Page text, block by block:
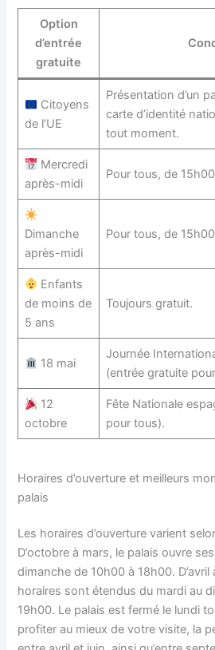
Option
d’entrée
gratuite
Citoyens
de l’UE
Présentation d’un
carte d’identité
tout moment.
Mercredi
après-midi
Pour tous, de
Dimanche
après-midi
Pour tous, de
Enfants
de moins de
5 ans
Toujours gratuit.
18 mai
Journée
(entrée gratuite
12
octobre
Fête Nationale
pour tous).
Horaires d’ouverture et meilleurs
palais
Les horaires d’ouverture varient
D’octobre à mars, le palais ouvre
dimanche de 10h00 à 18h00. D’avril
horaires sont étendus du mardi au
19h00. Le palais est fermé le lundi
profiter au mieux de votre visite, la